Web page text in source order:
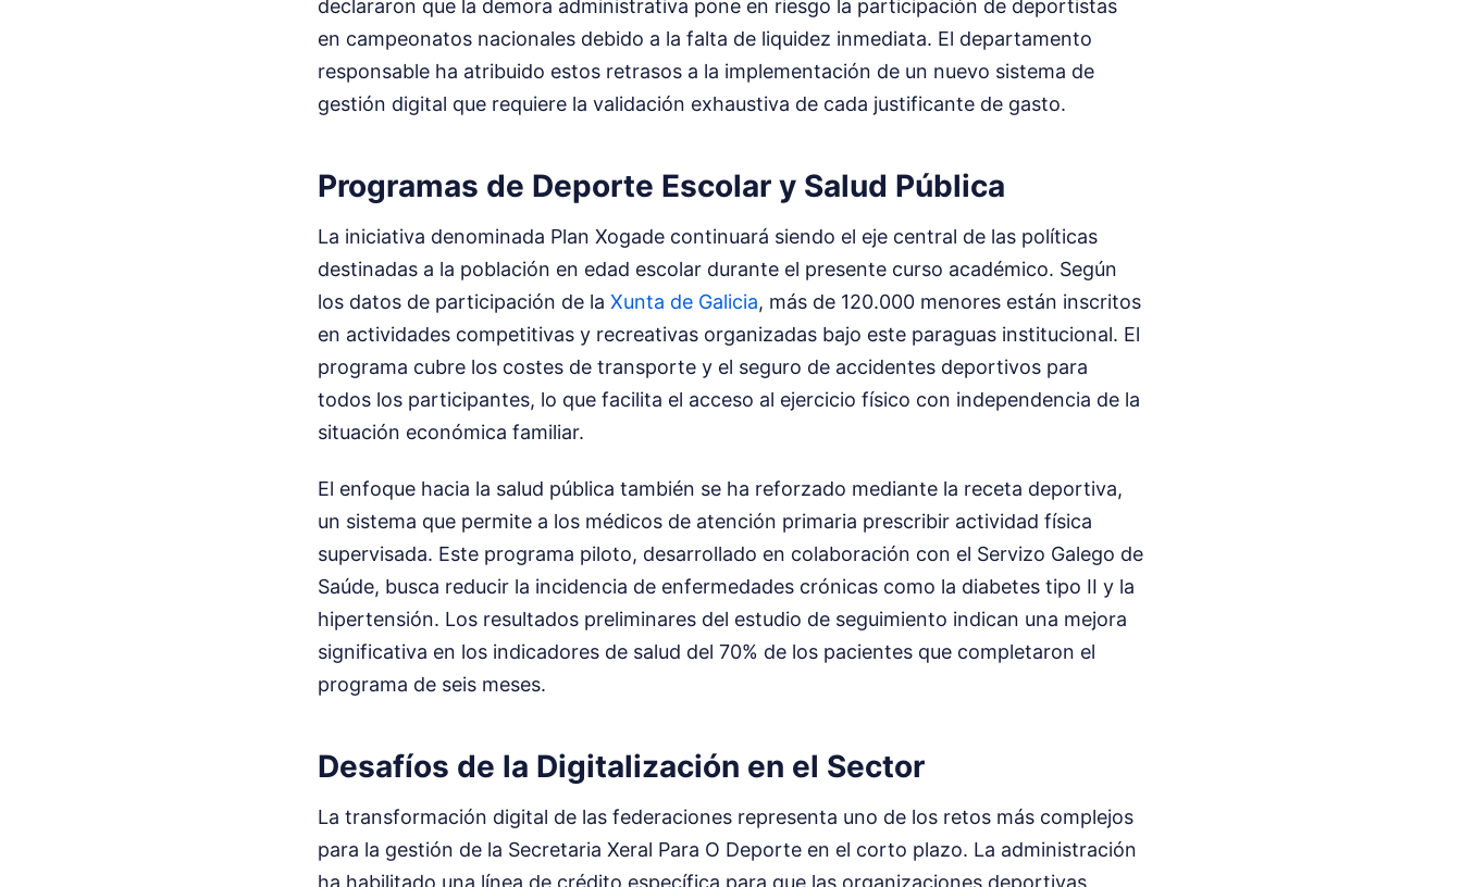
declararon que la demora administrativa pone en riesgo la participación de deportistas
en campeonatos nacionales debido a la falta de liquidez inmediata. El departamento
responsable ha atribuido estos retrasos a la implementación de un nuevo sistema de
gestión digital que requiere la validación exhaustiva de cada justificante de gasto.
Programas de Deporte Escolar y Salud Pública
La iniciativa denominada Plan Xogade continuará siendo el eje central de las políticas
destinadas a la población en edad escolar durante el presente curso académico. Según
los datos de participación de la Xunta de Galicia, más de 120.000 menores están inscritos
en actividades competitivas y recreativas organizadas bajo este paraguas institucional. El
programa cubre los costes de transporte y el seguro de accidentes deportivos para
todos los participantes, lo que facilita el acceso al ejercicio físico con independencia de la
situación económica familiar.
El enfoque hacia la salud pública también se ha reforzado mediante la receta deportiva,
un sistema que permite a los médicos de atención primaria prescribir actividad física
supervisada. Este programa piloto, desarrollado en colaboración con el Servizo Galego de
Saúde, busca reducir la incidencia de enfermedades crónicas como la diabetes tipo II y la
hipertensión. Los resultados preliminares del estudio de seguimiento indican una mejora
significativa en los indicadores de salud del 70% de los pacientes que completaron el
programa de seis meses.
Desafíos de la Digitalización en el Sector
La transformación digital de las federaciones representa uno de los retos más complejos
para la gestión de la Secretaria Xeral Para O Deporte en el corto plazo. La administración
ha habilitado una línea de crédito específica para que las organizaciones deportivas